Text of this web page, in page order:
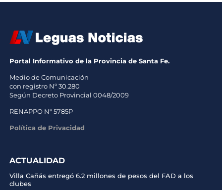
Portal Informativo de la Provincia de Santa Fe.
Medio de Comunicación
con registro Nº 30.280
Según Decreto Provincial 0048/2009
RENAPPO Nº 5785P
Política de Privacidad
ACTUALIDAD
Villa Cañás entregó 6.2 millones de pesos del FAD a los
clubes